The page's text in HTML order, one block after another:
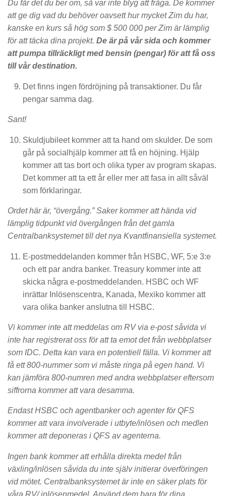
Du får det du ber om, så var inte blyg att fråga. De kommer
att ge dig vad du behöver oavsett hur mycket Zim du har,
kanske en kurs så hög som $ 500 000 per Zim är lämplig
för att täcka dina projekt. De är på vår sida och kommer
att pumpa tillräckligt med bensin (pengar) för att få oss
till vår destination.
Det finns ingen fördröjning på transaktioner. Du får
pengar samma dag.
Sant!
Skuldjubileet kommer att ta hand om skulder. De som
går på socialhjälp kommer att få en höjning. Hjälp
kommer att tas bort och olika typer av program skapas.
Det kommer att ta ett år eller mer att fasa in allt såväl
som förklaringar.
Ordet här är, “övergång.” Saker kommer att hända vid
lämplig tidpunkt vid övergången från det gamla
Centralbanksystemet till det nya Kvantfinansiella systemet.
E-postmeddelanden kommer från HSBC, WF, 5:e 3:e
och ett par andra banker. Treasury kommer inte att
skicka några e-postmeddelanden. HSBC och WF
inrättar Inlösenscentra, Kanada, Mexiko kommer att
vara olika banker anslutna till HSBC.
Vi kommer inte att meddelas om RV via e-post såvida vi
inte har registrerat oss för att ta emot det från webbplatser
som IDC. Detta kan vara en potentiell fälla. Vi kommer att
få ett 800-nummer som vi måste ringa på egen hand. Vi
kan jämföra 800-numren med andra webbplatser eftersom
siffrorna kommer att vara desamma.
Endast HSBC och agentbanker och agenter för QFS
kommer att vara involverade i utbyte/inlösen och medlen
kommer att deponeras i QFS av agenterna.
Ingen bank kommer att erhålla direkta medel från
växling/inlösen såvida du inte själv initierar överföringen
vid mötet. Centralbanksystemet är inte en säker plats för